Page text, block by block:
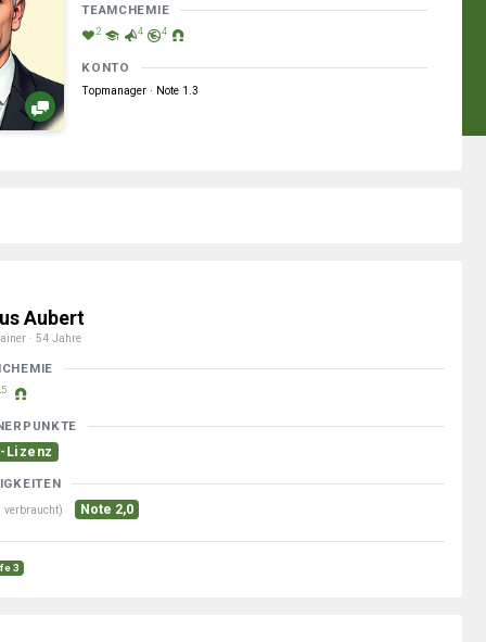
TEAMCHEMIE
2 4 4
KONTO
Topmanager · Note 1.3
Aubert
· 54 Jahre
5
Lizenz
verbraucht) Note 2,0
3